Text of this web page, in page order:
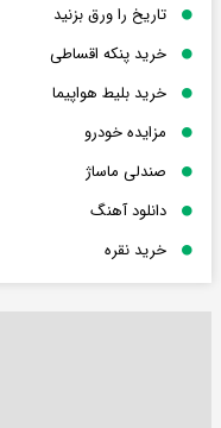
تاریخ را ورق بزنید
خرید پنکه اقساطی
خرید بلیط هواپیما
مزایده خودرو
صندلی ماساژ
دانلود آهنگ
خرید نقره